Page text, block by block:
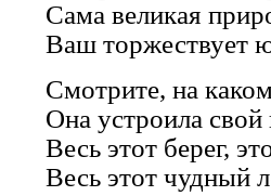
Сама великая
Ваш торжествует
Смотрите, на
Она устроила свой
Весь этот берег,
Весь этот чудный